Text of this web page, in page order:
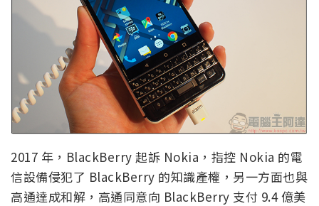
2017 年，BlackBerry 起訴 Nokia，指控 Nokia 的電
信設備侵犯了 BlackBerry 的知識產權，另一方面也與
高通達成和解，高通同意向 BlackBerry 支付 9.4 億美